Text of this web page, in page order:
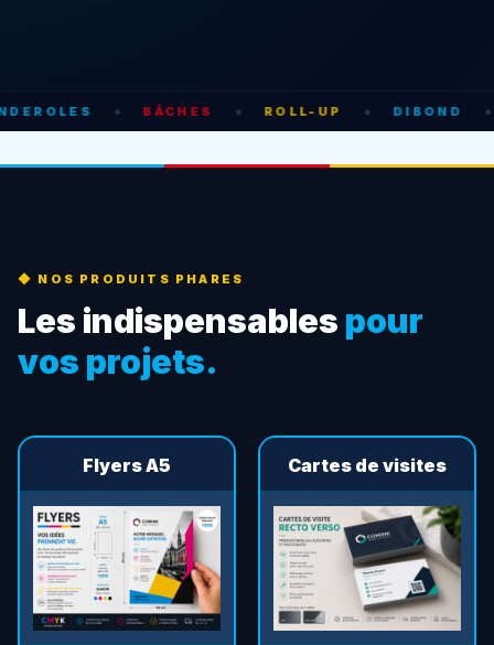
◆ BÂCHES ◆ ROLL-UP ◆ DIBOND ◆
◆ NOS PRODUITS PHARES
Les indispensables pour
vos projets.
Flyers A5 Cartes de visites